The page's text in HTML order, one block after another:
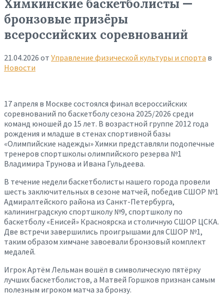
Химкинские баскетболисты —
бронзовые призёры
всероссийских соревнований
21.04.2026 от Управление физической культуры и спорта в
Новости
17 апреля в Москве состоялся финал всероссийских
соревнований по баскетболу сезона 2025/2026 среди
команд юношей до 15 лет. В возрастной группе 2012 года
рождения и младше в стенах спортивной базы
«Олимпийские надежды» Химки представляли подопечные
тренеров спортшколы олимпийского резерва №1
Владимира Трунова и Ивана Гульдеева.
В течение недели баскетболисты нашего города провели
шесть заключительных в сезоне матчей, победив СШОР №1
Адмиралтейского района из Санкт-Петербурга,
калининградскую спортшколу №9, спортшколу по
баскетболу «Енисей» Красноярска и столичную СШОР ЦСКА.
Две встречи завершились проигрышами для СШОР №1,
таким образом химчане завоевали бронзовый комплект
медалей.
Игрок Артём Лельман вошёл в символическую пятёрку
лучших баскетболистов, а Матвей Горшков признан самым
полезным игроком матча за бронзу.